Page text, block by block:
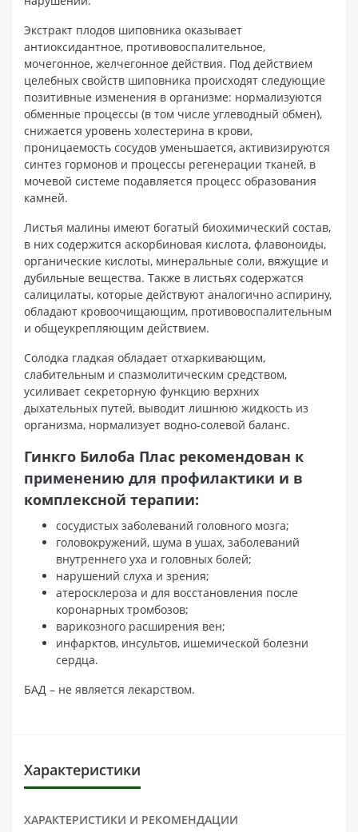
Экстракт плодов шиповника оказывает
антиоксидантное, противовоспалительное,
мочегонное, желчегонное действия. Под действием
целебных свойств шиповника происходят следующие
позитивные изменения в организме: нормализуются
обменные процессы (в том числе углеводный обмен),
снижается уровень холестерина в крови,
проницаемость сосудов уменьшается, активизируются
синтез гормонов и процессы регенерации тканей, в
мочевой системе подавляется процесс образования
камней.
Листья малины имеют богатый биохимический состав,
в них содержится аскорбиновая кислота, флавоноиды,
органические кислоты, минеральные соли, вяжущие и
дубильные вещества. Также в листьях содержатся
салицилаты, которые действуют аналогично аспирину,
обладают кровоочищающим, противовоспалительным
и общеукрепляющим действием.
Солодка гладкая обладает отхаркивающим,
слабительным и спазмолитическим средством,
усиливает секреторную функцию верхних
дыхательных путей, выводит лишнюю жидкость из
организма, нормализует водно-солевой баланс.
Гинкго Билоба Плас рекомендован к
применению для профилактики и в
комплексной терапии:
сосудистых заболеваний головного мозга;
головокружений, шума в ушах, заболеваний
внутреннего уха и головных болей;
нарушений слуха и зрения;
атеросклероза и для восстановления после
коронарных тромбозов;
варикозного расширения вен;
инфарктов, инсультов, ишемической болезни
сердца.
БАД – не является лекарством.
Характеристики
ХАРАКТЕРИСТИКИ И РЕКОМЕНДАЦИИ